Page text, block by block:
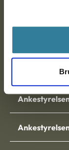
Postadresse:
9000 Aalborg